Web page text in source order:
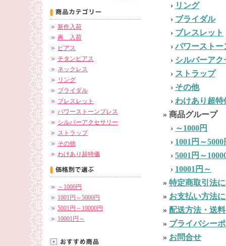
新作入荷
再 入荷
ピアス
チタンピアス
ネックレス
リング
ブライダル
ブレスレット
パワーストーンブレス
シルバーアクセサリー
ストラップ
その他
わけあり超特価
～1000円
1001円～5000円
5001円～10000円
10001円～
› リング
› ブライダル
› ブレスレット
›パワーストー
› シルバーアク
› ストラップ
› その他
› わけあり超特
» 商品グループ
› ～1000円
› 1001円～5000
› 5001円～
› 10001円～
» 特定商取引法
» お支払い方法
» 配送方法・送
» プライバシー
» お問合せ